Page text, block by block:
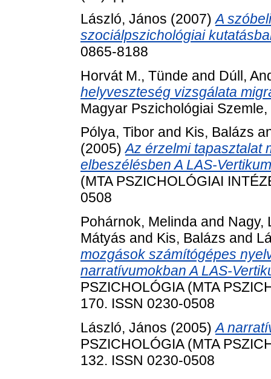
László, János (2007)A
szociálpszichológiai
0865-8188
Horvát M., Tünde and Dúll,
helyveszteség vizsgálata
Magyar Pszichológiai
Pólya, Tibor and Kis, Balázs
(2005)Az érzelmi tapasztalat
elbeszélésben A LAS-
(MTA PSZICHOLÓGIAI
0508
Pohárnok, Melinda and Nagy,
Mátyás and Kis, Balázs and
mozgások számítógépes
narratívumokban A LAS-
PSZICHOLÓGIA (MTA
170. ISSN 0230-0508
László, János (2005)A
PSZICHOLÓGIA (MTA
132. ISSN 0230-0508